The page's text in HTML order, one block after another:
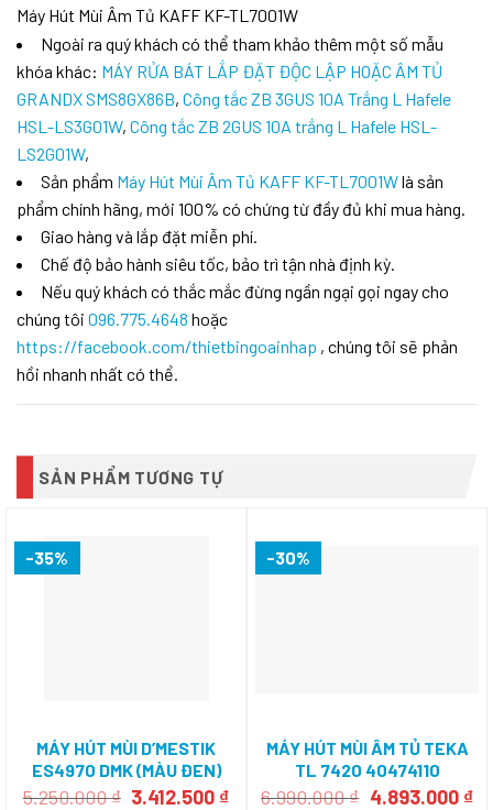
Máy Hút Mùi Âm Tủ KAFF KF-TL7001W
Ngoài ra quý khách có thể tham khảo thêm một số mẫu
khóa khác: MÁY RỬA BÁT LẮP ĐẶT ĐỘC LẬP HOẶC ÂM TỦ
GRANDX SMS8GX86B, Công tắc ZB 3GUS 10A Trắng L Hafele
HSL-LS3G01W, Công tắc ZB 2GUS 10A trắng L Hafele HSL-
LS2G01W,
Sản phẩm Máy Hút Mùi Âm Tủ KAFF KF-TL7001Wlà sản
phẩm chính hãng, mới 100% có chứng từ đầy đủ khi mua hàng.
Giao hàng và lắp đặt miễn phí.
Chế độ bảo hành siêu tốc, bảo trì tận nhà định kỳ.
Nếu quý khách có thắc mắc đừng ngần ngại gọi ngay cho
chúng tôi 096.775.4648 hoặc
https://facebook.com/thietbingoainhap , chúng tôi sẽ phản
hồi nhanh nhất có thể.
SẢN PHẨM TƯƠNG TỰ
-35%
MÁY HÚT MÙI D’MESTIK
ES4970 DMK (MÀU ĐEN)
5.250.000₫ Giá
3.412.500 ₫Giá
-30%
MÁY HÚT MÙI ÂM TỦ TEKA
TL 7420 40474110
6.990.000₫ Giá
4.893.000 ₫